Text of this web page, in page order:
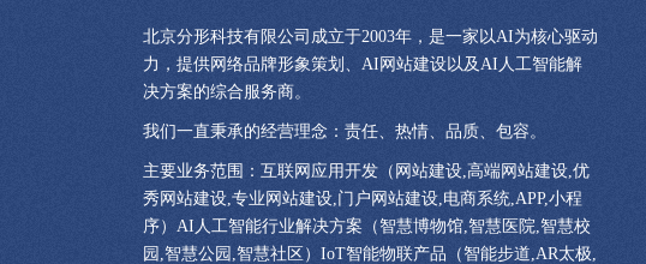
北京分形科技有限公司成立于2003年，是一家以AI为核心驱动
力，提供网络品牌形象策划、AI网站建设以及AI人工智能解
决方案的综合服务商。
我们一直秉承的经营理念：责任、热情、品质、包容。
主要业务范围：互联网应用开发（网站建设,高端网站建设,优
秀网站建设,专业网站建设,门户网站建设,电商系统,APP,小程
序）AI人工智能行业解决方案（智慧博物馆,智慧医院,智慧校
园,智慧公园,智慧社区）IoT智能物联产品（智能步道,AR太极,